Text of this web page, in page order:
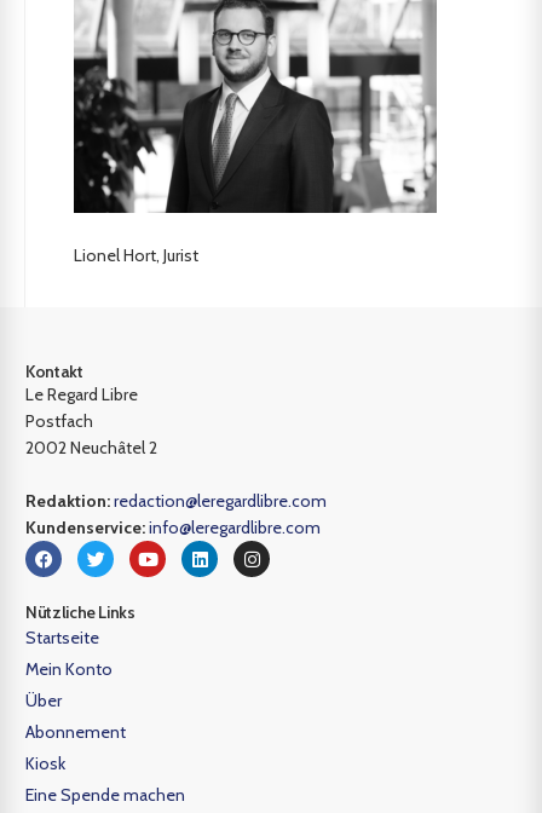
Lionel Hort, Jurist
Kontakt
Le Regard Libre
Postfach
2002 Neuchâtel 2
Redaktion:redaction@leregardlibre.com
Kundenservice:info@leregardlibre.com
Nützliche Links
Startseite
Mein Konto
Über
Abonnement
Kiosk
Eine Spende machen